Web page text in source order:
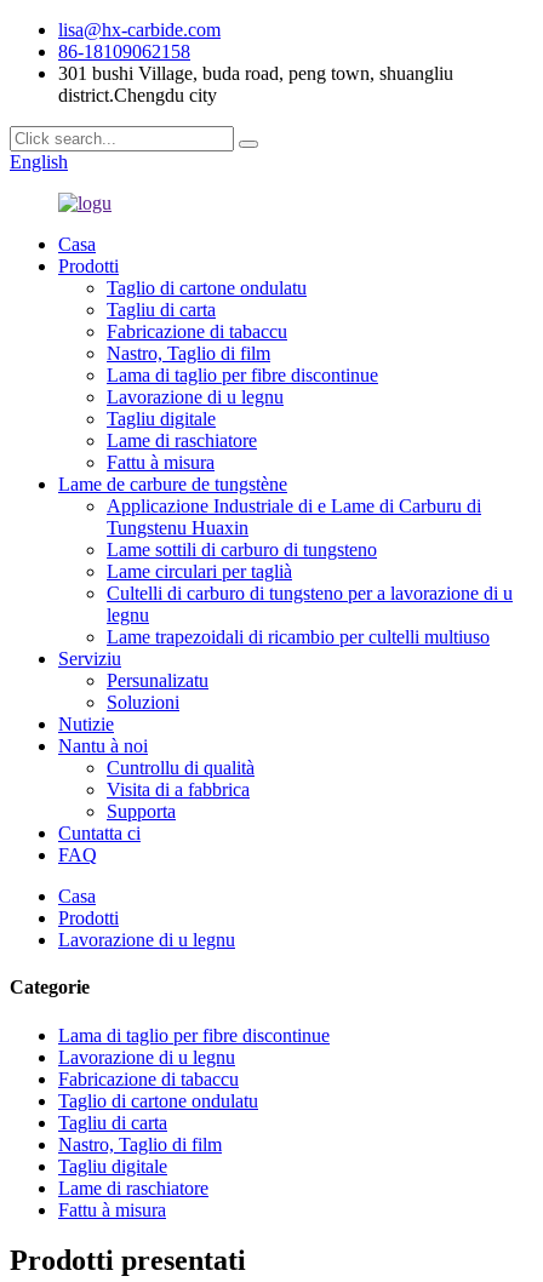
lisa@hx-carbide.com
86-18109062158
301 bushi Village, buda road, peng town, shuangliu
district.Chengdu city
English
Casa
Prodotti
Taglio di cartone ondulatu
Tagliu di carta
Fabricazione di tabaccu
Nastro, Taglio di film
Lama di taglio per fibre discontinue
Lavorazione di u legnu
Tagliu digitale
Lame di raschiatore
Fattu à misura
Lame de carbure de tungstène
Applicazione Industriale di e Lame di Carburu di
Tungstenu Huaxin
Lame sottili di carburo di tungsteno
Lame circulari per taglià
Cultelli di carburo di tungsteno per a lavorazione di u
legnu
Lame trapezoidali di ricambio per cultelli multiuso
Serviziu
Persunalizatu
Soluzioni
Nutizie
Nantu à noi
Cuntrollu di qualità
Visita di a fabbrica
Supporta
Cuntatta ci
FAQ
Casa
Prodotti
Lavorazione di u legnu
Categorie
Lama di taglio per fibre discontinue
Lavorazione di u legnu
Fabricazione di tabaccu
Taglio di cartone ondulatu
Tagliu di carta
Nastro, Taglio di film
Tagliu digitale
Lame di raschiatore
Fattu à misura
Prodotti presentati